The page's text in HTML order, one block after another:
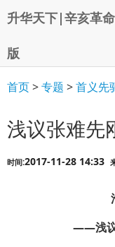
升华天下|辛亥革
版
首页>专题 >首义先
浅议张难先
时间:2017-11-28 14:33
——浅议